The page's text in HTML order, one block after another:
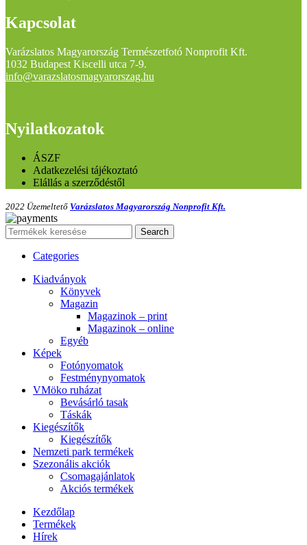
Kapcsolat
Varázslatos Magyarország Természetfotó Nonprofit Kft.
1032 Budapest Kiscelli utca 7-9.
info@varazslatosmagyarorszag.hu
Nyilatkozatok
ÁSZF
Adatkezelési tájékoztató
Elállás a szerződéstől
2022 Üzemeltető Varázslatos Magyarország Nonprofit Kft.
Search
Categories
Kiadványok
Könyvek
Magazin
Magazinok – print
Magazinok – online
Egyéb
Képek
Fotónyomatok
Festménynyomatok
VMöko ruházat
Bevásárló tasak
Táskák
Kiegészítők
Kiegészítők
Nemzeti park termékek
Szezonális akciók
Csomagajánlatok
Akciós termékek
Kezdőlap
Termékek
Hírek